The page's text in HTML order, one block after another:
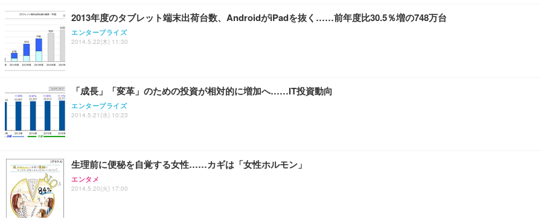
2013年度のタブレット端末出荷台数、AndroidがiPadを抜く……前年度比30.5％増の748万台
エンタープライズ
2014.5.22(木) 11:30
「成長」「変革」のための投資が相対的に増加へ……IT投資動向
エンタープライズ
2014.5.21(水) 10:23
生理前に便秘を自覚する女性……カギは「女性ホルモン」
エンタメ
2014.5.20(火) 17:00